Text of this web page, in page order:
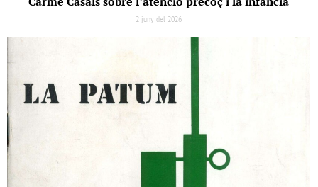
2 juny del 2026